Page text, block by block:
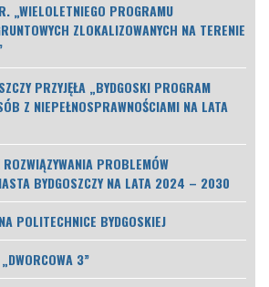
„WIELOLETNIEGO PROGRAMU
ZLOKALIZOWANYCH NA TERENIE
PRZYJĘŁA „BYDGOSKI PROGRAM
Z NIEPEŁNOSPRAWNOŚCIAMI NA LATA
PROBLEMÓW
BYDGOSZCZY NA LATA 2024 – 2030
POLITECHNICE BYDGOSKIEJ
3”